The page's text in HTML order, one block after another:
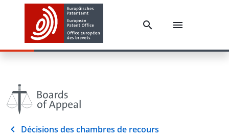
Décisions des chambres de recours